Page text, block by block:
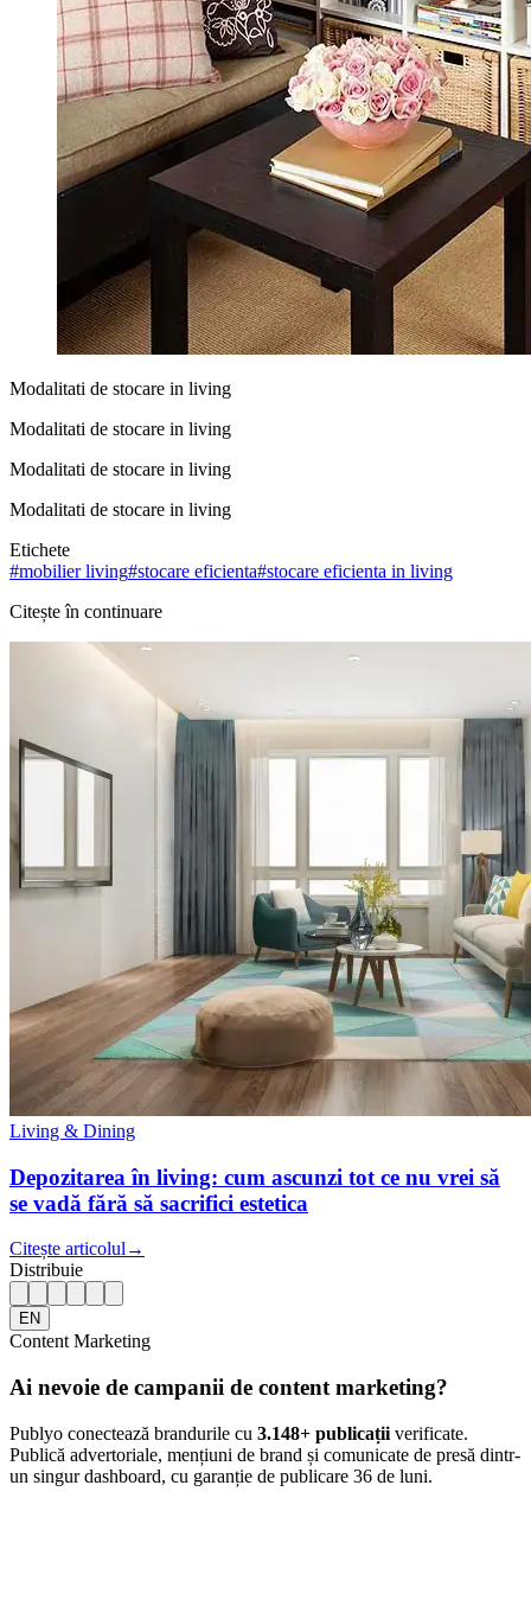
Modalitati de stocare in living
Modalitati de stocare in living
Modalitati de stocare in living
Modalitati de stocare in living
Etichete
#mobilier living#stocare eficienta#stocare eficienta in living
Citește în continuare
Living & Dining
Depozitarea în living: cum ascunzi tot ce nu vrei să
se vadă fără să sacrifici estetica
Citește articolul →
Distribuie
EN
Content Marketing
Ai nevoie de campanii de content marketing?
Publyo conectează brandurile cu 3.148+ publicații verificate.
Publică advertoriale, mențiuni de brand și comunicate de presă dintr-
un singur dashboard, cu garanție de publicare 36 de luni.